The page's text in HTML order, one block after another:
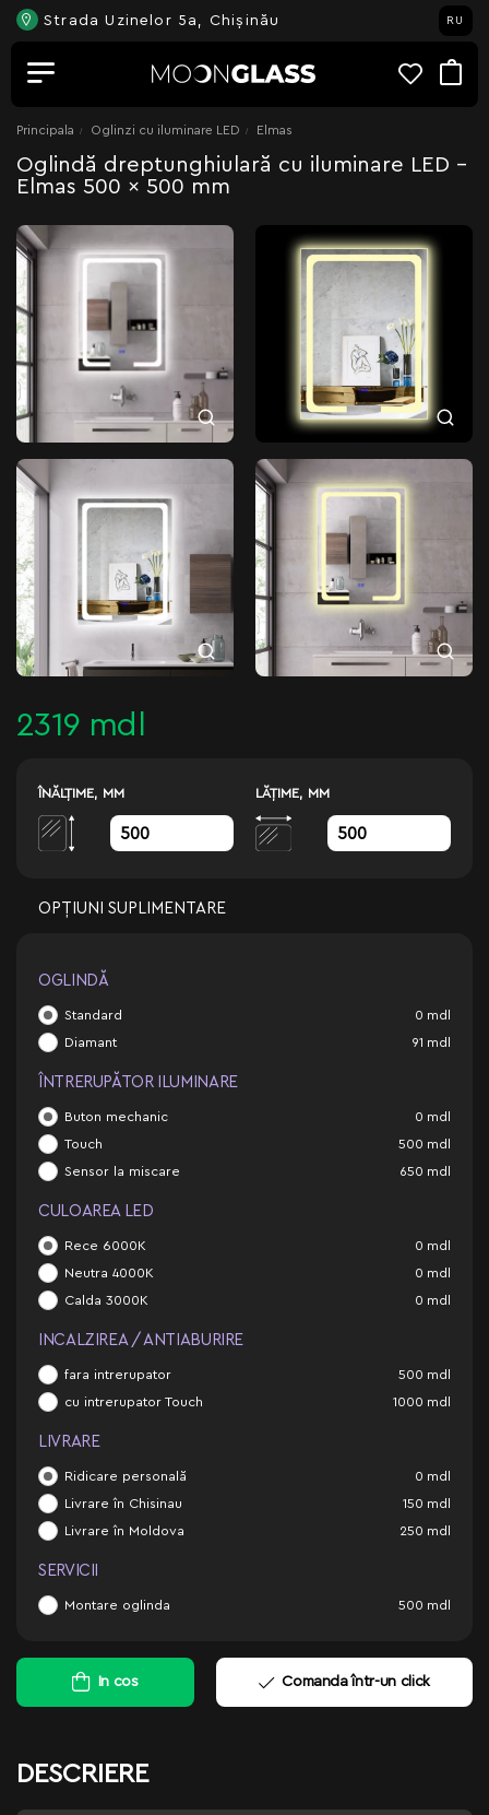
Strada Uzinelor 5a, Chișinău RU
Principala Oglinzi cu iluminare LED Elmas
Oglindă dreptunghiulară cu iluminare LED -
Elmas 500 x 500 mm
2319 mdl
ÎNĂLŢIME, MM LĂŢIME, MM
OPȚIUNI SUPLIMENTARE
OGLINDĂ
Standard 0 mdl
Diamant 91 mdl
ÎNTRERUPĂTOR ILUMINARE
Buton mechanic 0 mdl
Touch 500 mdl
Sensor la miscare 650 mdl
CULOAREA LED
Rece 6000K 0 mdl
Neutra 4000K 0 mdl
Calda 3000K 0 mdl
INCALZIREA / ANTIABURIRE
fara intrerupator 500 mdl
cu intrerupator Touch 1000 mdl
LIVRARE
Ridicare personală 0 mdl
Livrare în Chisinau 150 mdl
Livrare în Moldova 250 mdl
SERVICII
Montare oglinda 500 mdl
In cos Comanda într-un click
DESCRIERE